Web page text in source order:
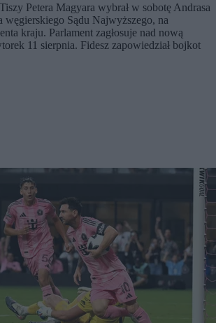
Petera Magyara wybrał w sobotę Andrasa
węgierskiego Sądu Najwyższego, na
kraju. Parlament zagłosuje nad nową
11 sierpnia. Fidesz zapowiedział bojkot